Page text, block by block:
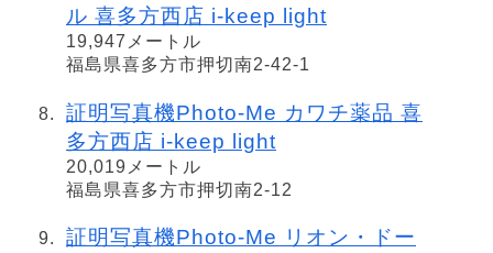
ル 喜多方西店 i-keep light
19,947メートル
福島県喜多方市押切南2-42-1
証明写真機Photo-Me カワチ薬品 喜
多方西店 i-keep light
20,019メートル
福島県喜多方市押切南2-12
証明写真機Photo-Me リオン・ドー